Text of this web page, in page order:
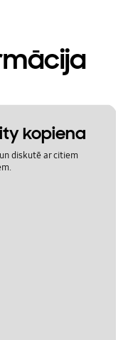
kopiena
diskutē ar citiem